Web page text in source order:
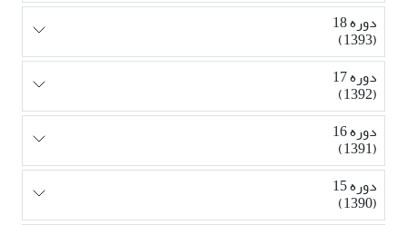
دوره 18
(1393)
دوره 17
(1392)
دوره 16
(1391)
دوره 15
(1390)